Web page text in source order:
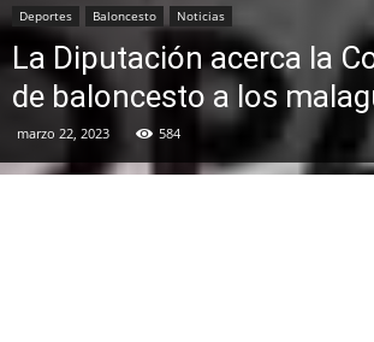
Deportes Baloncesto Noticias
La Diputación acerca la
de baloncesto a los
marzo 22, 2023 584